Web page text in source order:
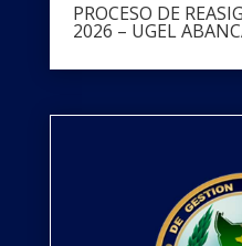
PROCESO DE
2026 – UGEL